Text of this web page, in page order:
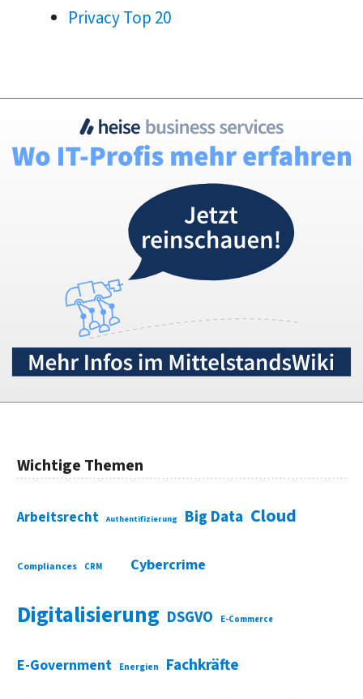
Privacy Top 20
Wichtige Themen
Arbeitsrecht Authentifizierung Big Data Cloud
Compliances CRM Cybercrime
Digitalisierung DSGVO E-Commerce
E-Government Energien Fachkräfte